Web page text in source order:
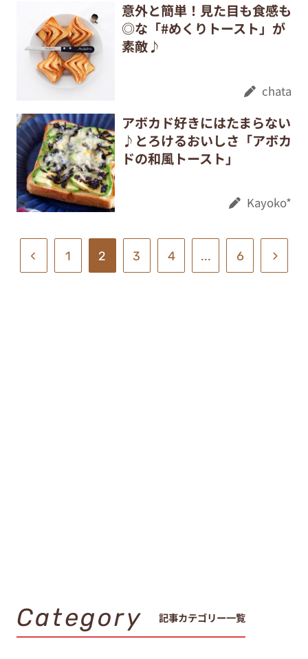
意外と簡単！見た目も食感も
◎な「#めくりトースト」が
素敵♪
chata
アボカド好きにはたまらない
♪とろけるおいしさ「アボカ
ドの和風トースト」
Kayoko*
1 2 3 4 ... 6
Category 記事カテゴリー一覧